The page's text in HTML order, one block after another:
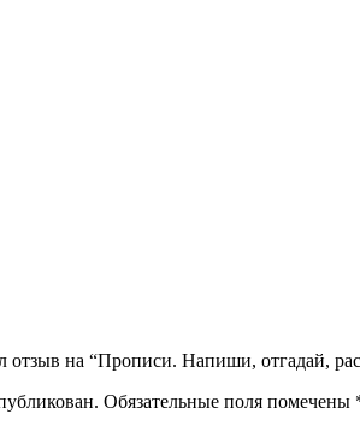
отзыв на “Прописи. Напиши, отгадай,
Обязательные поля помечены